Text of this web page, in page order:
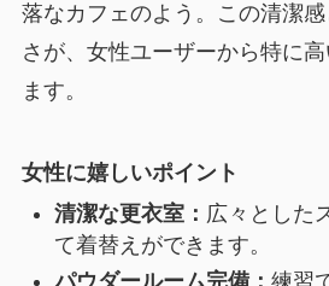
落なカフェのよう。この清潔
さが、女性ユーザーから特に
ます。
女性に嬉しいポイント
清潔な更衣室： 広々とした
て着替えができます。